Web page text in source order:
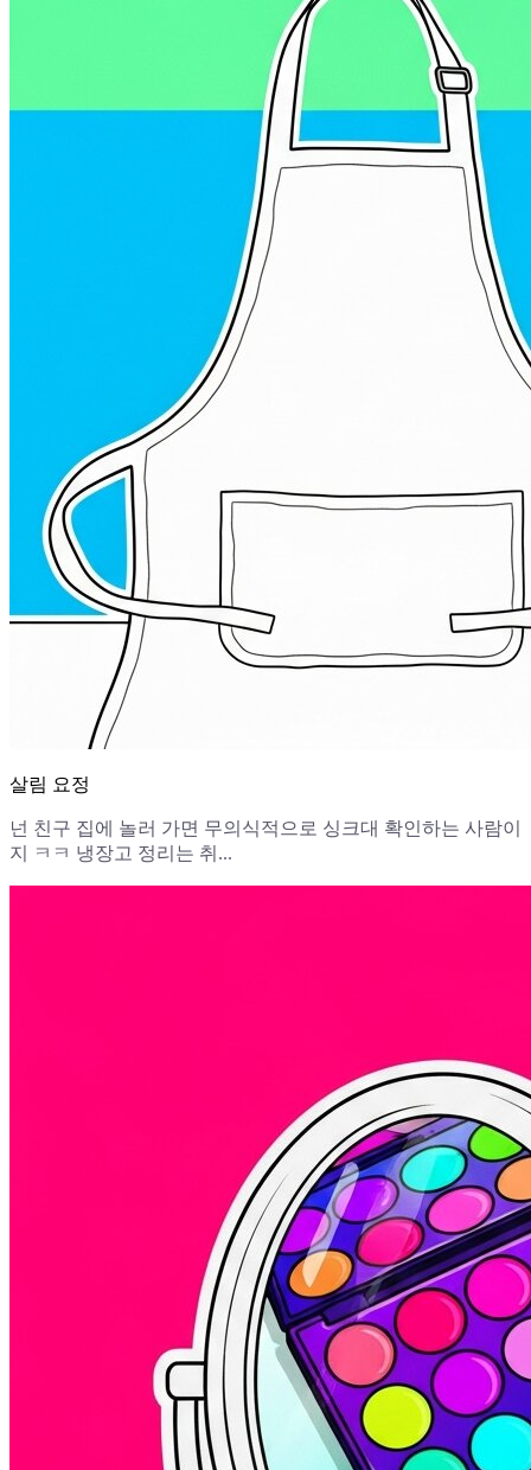
살림 요정
넌 친구 집에 놀러 가면 무의식적으로 싱크대 확인하는 사람이
지 ㅋㅋ 냉장고 정리는 취...